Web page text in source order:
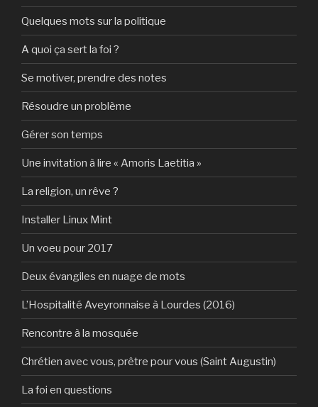
Quelques mots sur la politique
A quoi ça sert la foi ?
Se motiver, prendre des notes
Résoudre un problème
Gérer son temps
Une invitation à lire « Amoris Laetitia »
La religion, un rêve ?
Installer Linux Mint
Un voeu pour 2017
Deux évangiles en nuage de mots
L’Hospitalité Aveyronnaise à Lourdes (2016)
Rencontre à la mosquée
Chrétien avec vous, prêtre pour vous (Saint Augustin)
La foi en questions